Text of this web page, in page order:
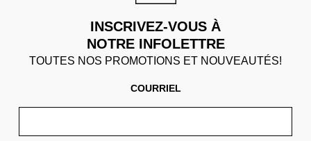
INSCRIVEZ-VOUS À
NOTRE INFOLETTRE
TOUTES NOS PROMOTIONS ET NOUVEAUTÉS!
COURRIEL